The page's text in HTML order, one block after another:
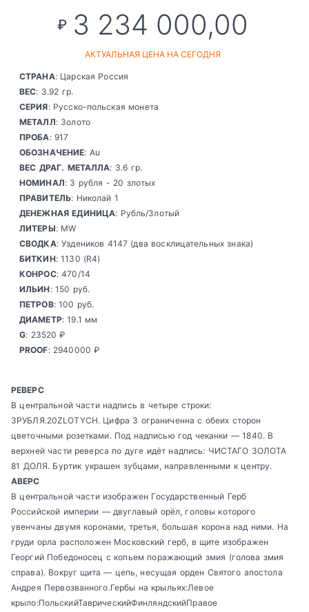
₽ 3 234 000,00
АКТУАЛЬНАЯ ЦЕНА НА СЕГОДНЯ
СТРАНА: Царская Россия
ВЕС: 3.92 гр.
СЕРИЯ: Русско-польская монета
МЕТАЛЛ: Золото
ПРОБА: 917
ОБОЗНАЧЕНИЕ: Au
ВЕС ДРАГ. МЕТАЛЛА: 3.6 гр.
НОМИНАЛ: 3 рубля - 20 злотых
ПРАВИТЕЛЬ: Николай 1
ДЕНЕЖНАЯ ЕДИНИЦА: Рубль/Злотый
ЛИТЕРЫ: MW
СВОДКА: Уздеников 4147 (два восклицательных знака)
БИТКИН: 1130 (R4)
КОНРОС: 470/14
ИЛЬИН: 150 руб.
ПЕТРОВ: 100 руб.
ДИАМЕТР: 19.1 мм
G: 23520 ₽
PROOF: 2940000 ₽
РЕВЕРС
В центральной части надпись в четыре строки:
3РУБЛЯ.20ZLOTYCH. Цифра 3 ограниченна с обеих сторон
цветочными розетками. Под надписью год чеканки — 1840. В
верхней части реверса по дуге идёт надпись: ЧИСТАГО ЗОЛОТА
81 ДОЛЯ. Буртик украшен зубцами, направленными к центру.
АВЕРС
В центральной части изображен Государственный Герб
Российской империи — двуглавый орёл, головы которого
увенчаны двумя коронами, третья, большая корона над ними. На
груди орла расположен Московский герб, в щите изображен
Георгий Победоносец с копьем поражающий змия (голова змия
справа). Вокруг щита — цепь, несущая орден Святого апостола
Андрея Первозванного.Гербы на крыльях:Левое
крыло:ПольскийТаврическийФинляндскийПравое